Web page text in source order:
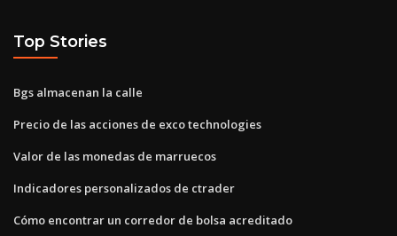
Top Stories
Bgs almacenan la calle
Precio de las acciones de exco technologies
Valor de las monedas de marruecos
Indicadores personalizados de ctrader
Cómo encontrar un corredor de bolsa acreditado